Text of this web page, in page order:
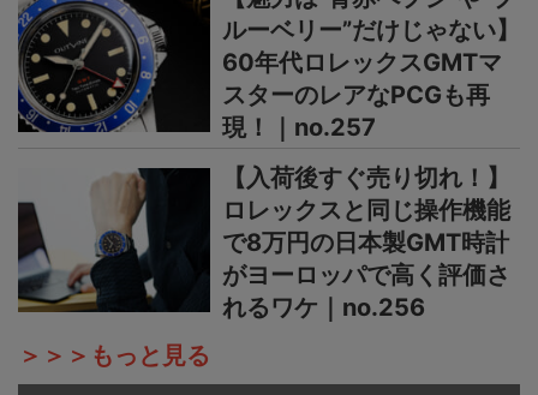
ルーベリー”だけじゃない】
60年代ロレックスGMTマ
スターのレアなPCGも再
現！｜no.257
【入荷後すぐ売り切れ！】
ロレックスと同じ操作機能
で8万円の日本製GMT時計
がヨーロッパで高く評価さ
れるワケ｜no.256
＞＞＞もっと見る